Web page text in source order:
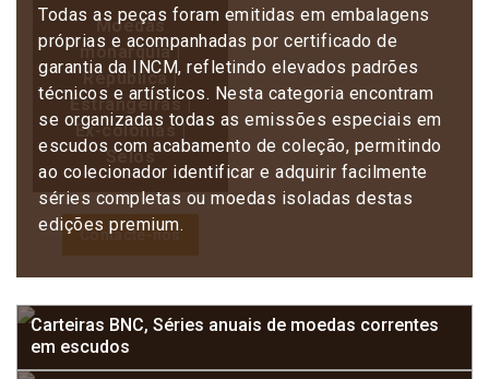
Moedas
monarquia |
República |
Estrangeiras |
Ex-colónias |
Selos
Contacte-nos
Todas as peças foram emitidas em embalagens
próprias e acompanhadas por certificado de
garantia da INCM, refletindo elevados padrões
técnicos e artísticos. Nesta categoria encontram
se organizadas todas as emissões especiais em
escudos com acabamento de coleção, permitindo
ao colecionador identificar e adquirir facilmente
séries completas ou moedas isoladas destas
edições premium.
Carteiras BNC, Séries anuais de moedas correntes
em escudos